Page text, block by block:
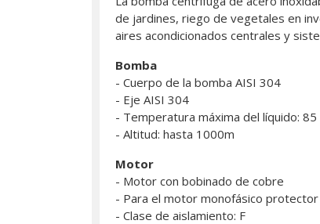
de jardines, riego de vegetales en
aires acondicionados centrales y
Bomba
- Cuerpo de la bomba AISI 304
- Eje AISI 304
- Temperatura máxima del líquido: 85
- Altitud: hasta 1000m
Motor
- Motor con bobinado de cobre
- Para el motor monofásico
- Clase de aislamiento: F